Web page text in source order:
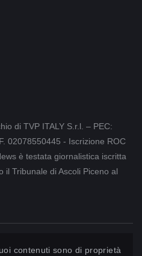
di TVP ITALY S.r.l. – PEC:
02078550445 - Iscrizione ROC
è testata giornalistica iscritta
il Tribunale di Ascoli Piceno al
contenuti sono di proprietà